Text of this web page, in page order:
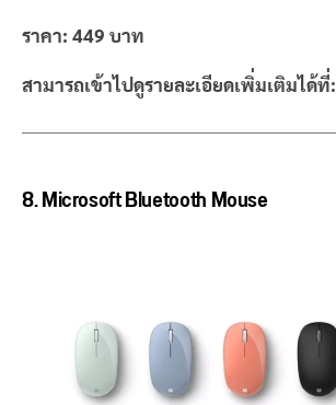
ราคา: 449 บาท
สามารถเข้าไปดูรายละเอียดเพิ่มเติมได้ที่:
8. Microsoft Bluetooth Mouse